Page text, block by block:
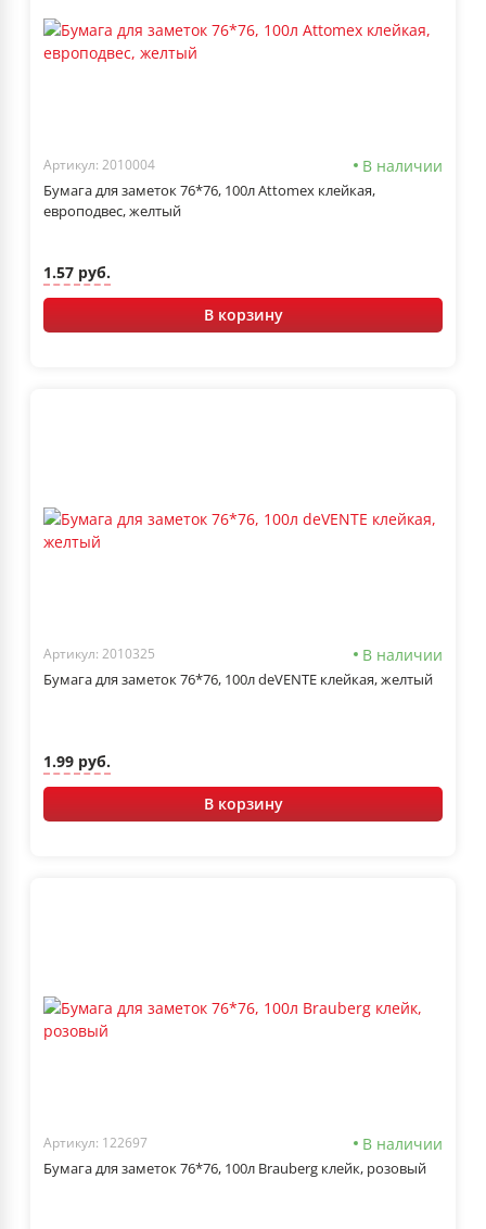
Артикул: 2010004 В наличии
Бумага для заметок 76*76, 100л Attomex клейкая,
европодвес, желтый
1.57 руб.
В корзину
Артикул: 2010325 В наличии
Бумага для заметок 76*76, 100л deVENTE клейкая, желтый
1.99 руб.
В корзину
Артикул: 122697 В наличии
Бумага для заметок 76*76, 100л Brauberg клейк, розовый